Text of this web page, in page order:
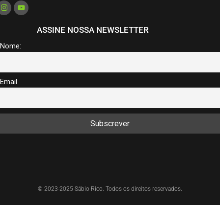
ASSINE NOSSA NEWSLETTER
Nome:
Email
© 2023-2025 Sábio Rico. Todos os direitos reservados.